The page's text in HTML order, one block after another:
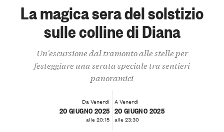
La magica sera del solstizio
sulle colline di Diana
Un'escursione dal tramonto alle stelle per
festeggiare una serata speciale tra sentieri
panoramici
Da Venerdì
20 GIUGNO 2025
alle 20:15
A Venerdì
20 GIUGNO 2025
alle 23:30